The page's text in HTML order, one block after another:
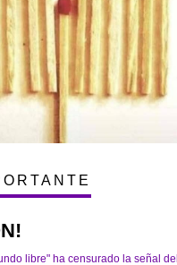
libre" ha censurado la señal del